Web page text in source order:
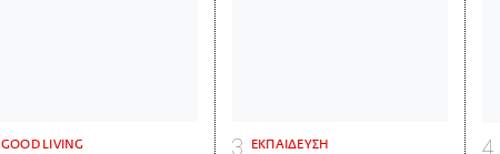
GOOD LIVING ΕΚΠΑΙΔΕΥΣΗ